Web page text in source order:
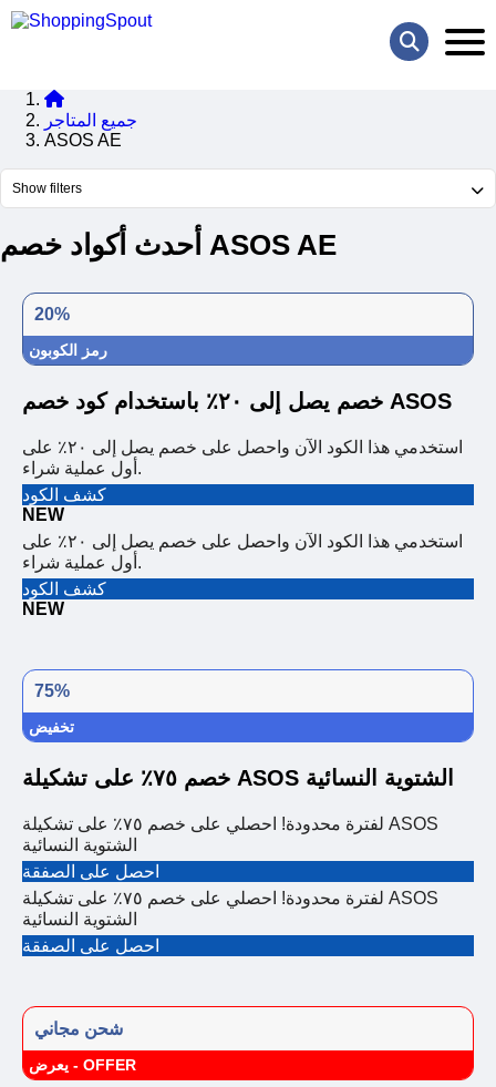
جميع المتاجر
ASOS AE
Show filters
أحدث أكواد خصم ASOS AE
20%
رمز الكوبون
خصم يصل إلى ٢٠٪ باستخدام كود خصم ASOS
استخدمي هذا الكود الآن واحصل على خصم يصل إلى ٢٠٪ على
أول عملية شراء.
كشف الكود
NEW
استخدمي هذا الكود الآن واحصل على خصم يصل إلى ٢٠٪ على
أول عملية شراء.
كشف الكود
NEW
75%
تخفيض
خصم ٧٥٪ على تشكيلة ASOS الشتوية النسائية
لفترة محدودة! احصلي على خصم ٧٥٪ على تشكيلة ASOS
الشتوية النسائية
احصل على الصفقة
لفترة محدودة! احصلي على خصم ٧٥٪ على تشكيلة ASOS
الشتوية النسائية
احصل على الصفقة
شحن مجاني
يعرض - OFFER